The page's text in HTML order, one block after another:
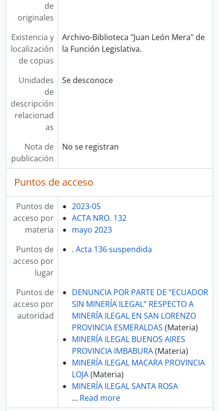
de
originales
Existencia y
localización
de copias
Archivo-Biblioteca "Juan León Mera" de
la Función Legislativa.
Unidades
de
descripción
relacionad
as
Se desconoce
Nota de
publicación
No se registran
Puntos de acceso
Puntos de
acceso por
materia
2023-05
ACTA NRO. 132
mayo 2023
Puntos de
acceso por
lugar
. Acta 136 suspendida
Puntos de
acceso por
autoridad
DENUNCIA POR PARTE DE “ECUADOR
SIN MINERÍA ILEGAL” RESPECTO A
MINERÍA ILEGAL EN SAN LORENZO
PROVINCIA ESMERALDAS (Materia)
MINERÍA ILEGAL BUENOS AIRES
PROVINCIA IMBABURA(Materia)
MINERÍA ILEGAL MACARA PROVINCIA
LOJA(Materia)
MINERÍA ILEGAL SANTA ROSA
… Read more